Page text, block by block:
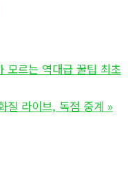
모르는 역대급 꿀팁 최초
질 라이브, 독점 중계 »